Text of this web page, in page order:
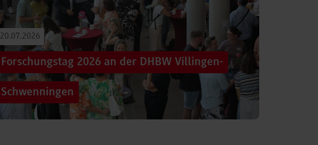
20.07.2026
Forschungstag 2026 an der DHBW Villingen-
Schwenningen
Grenzen überschreiten – und dennoch eine Verbindung schaffen, mit